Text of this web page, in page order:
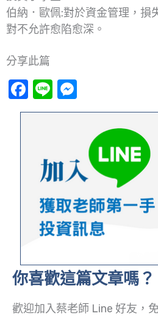
伯納．歐佩:對於資金管理，損
對不允許愈陷愈深。
分享此篇
Facebook
Line
你喜歡這篇文章嗎？
歡迎加入蔡老師 Line 好友，